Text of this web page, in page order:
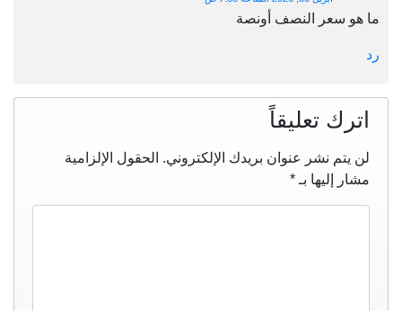
ما هو سعر النصف أونصة
رد
اترك تعليقاً
لن يتم نشر عنوان بريدك الإلكتروني. الحقول الإلزامية
مشار إليها بـ *